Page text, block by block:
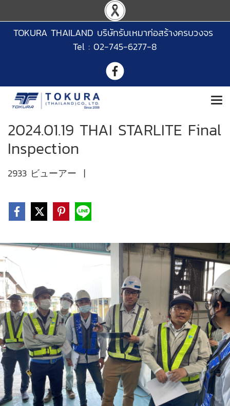
TOKURA THAILAND บริษัทรับเหมาก่อสร้างครบวงจร
Tel : 02-745-6277-8
2024.01.19 THAI STARLITE Final
Inspection
2933 ビューアー |